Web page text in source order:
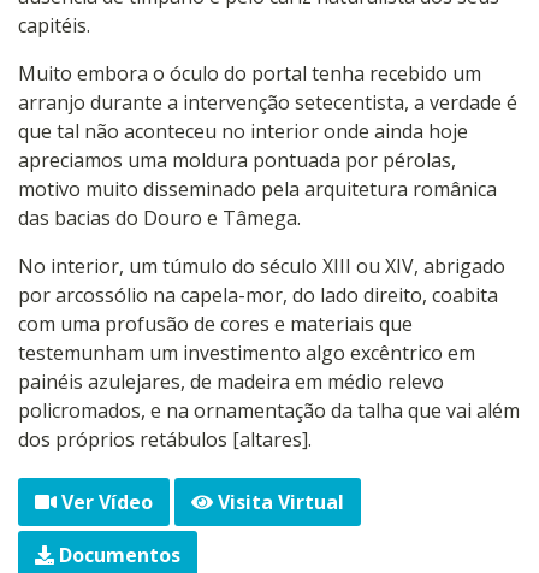
capitéis.
Muito embora o óculo do portal tenha recebido um
arranjo durante a intervenção setecentista, a verdade é
que tal não aconteceu no interior onde ainda hoje
apreciamos uma moldura pontuada por pérolas,
motivo muito disseminado pela arquitetura românica
das bacias do Douro e Tâmega.
No interior, um túmulo do século XIII ou XIV, abrigado
por arcossólio na capela-mor, do lado direito, coabita
com uma profusão de cores e materiais que
testemunham um investimento algo excêntrico em
painéis azulejares, de madeira em médio relevo
policromados, e na ornamentação da talha que vai além
dos próprios retábulos [altares].
Ver Vídeo
Visita Virtual
Documentos